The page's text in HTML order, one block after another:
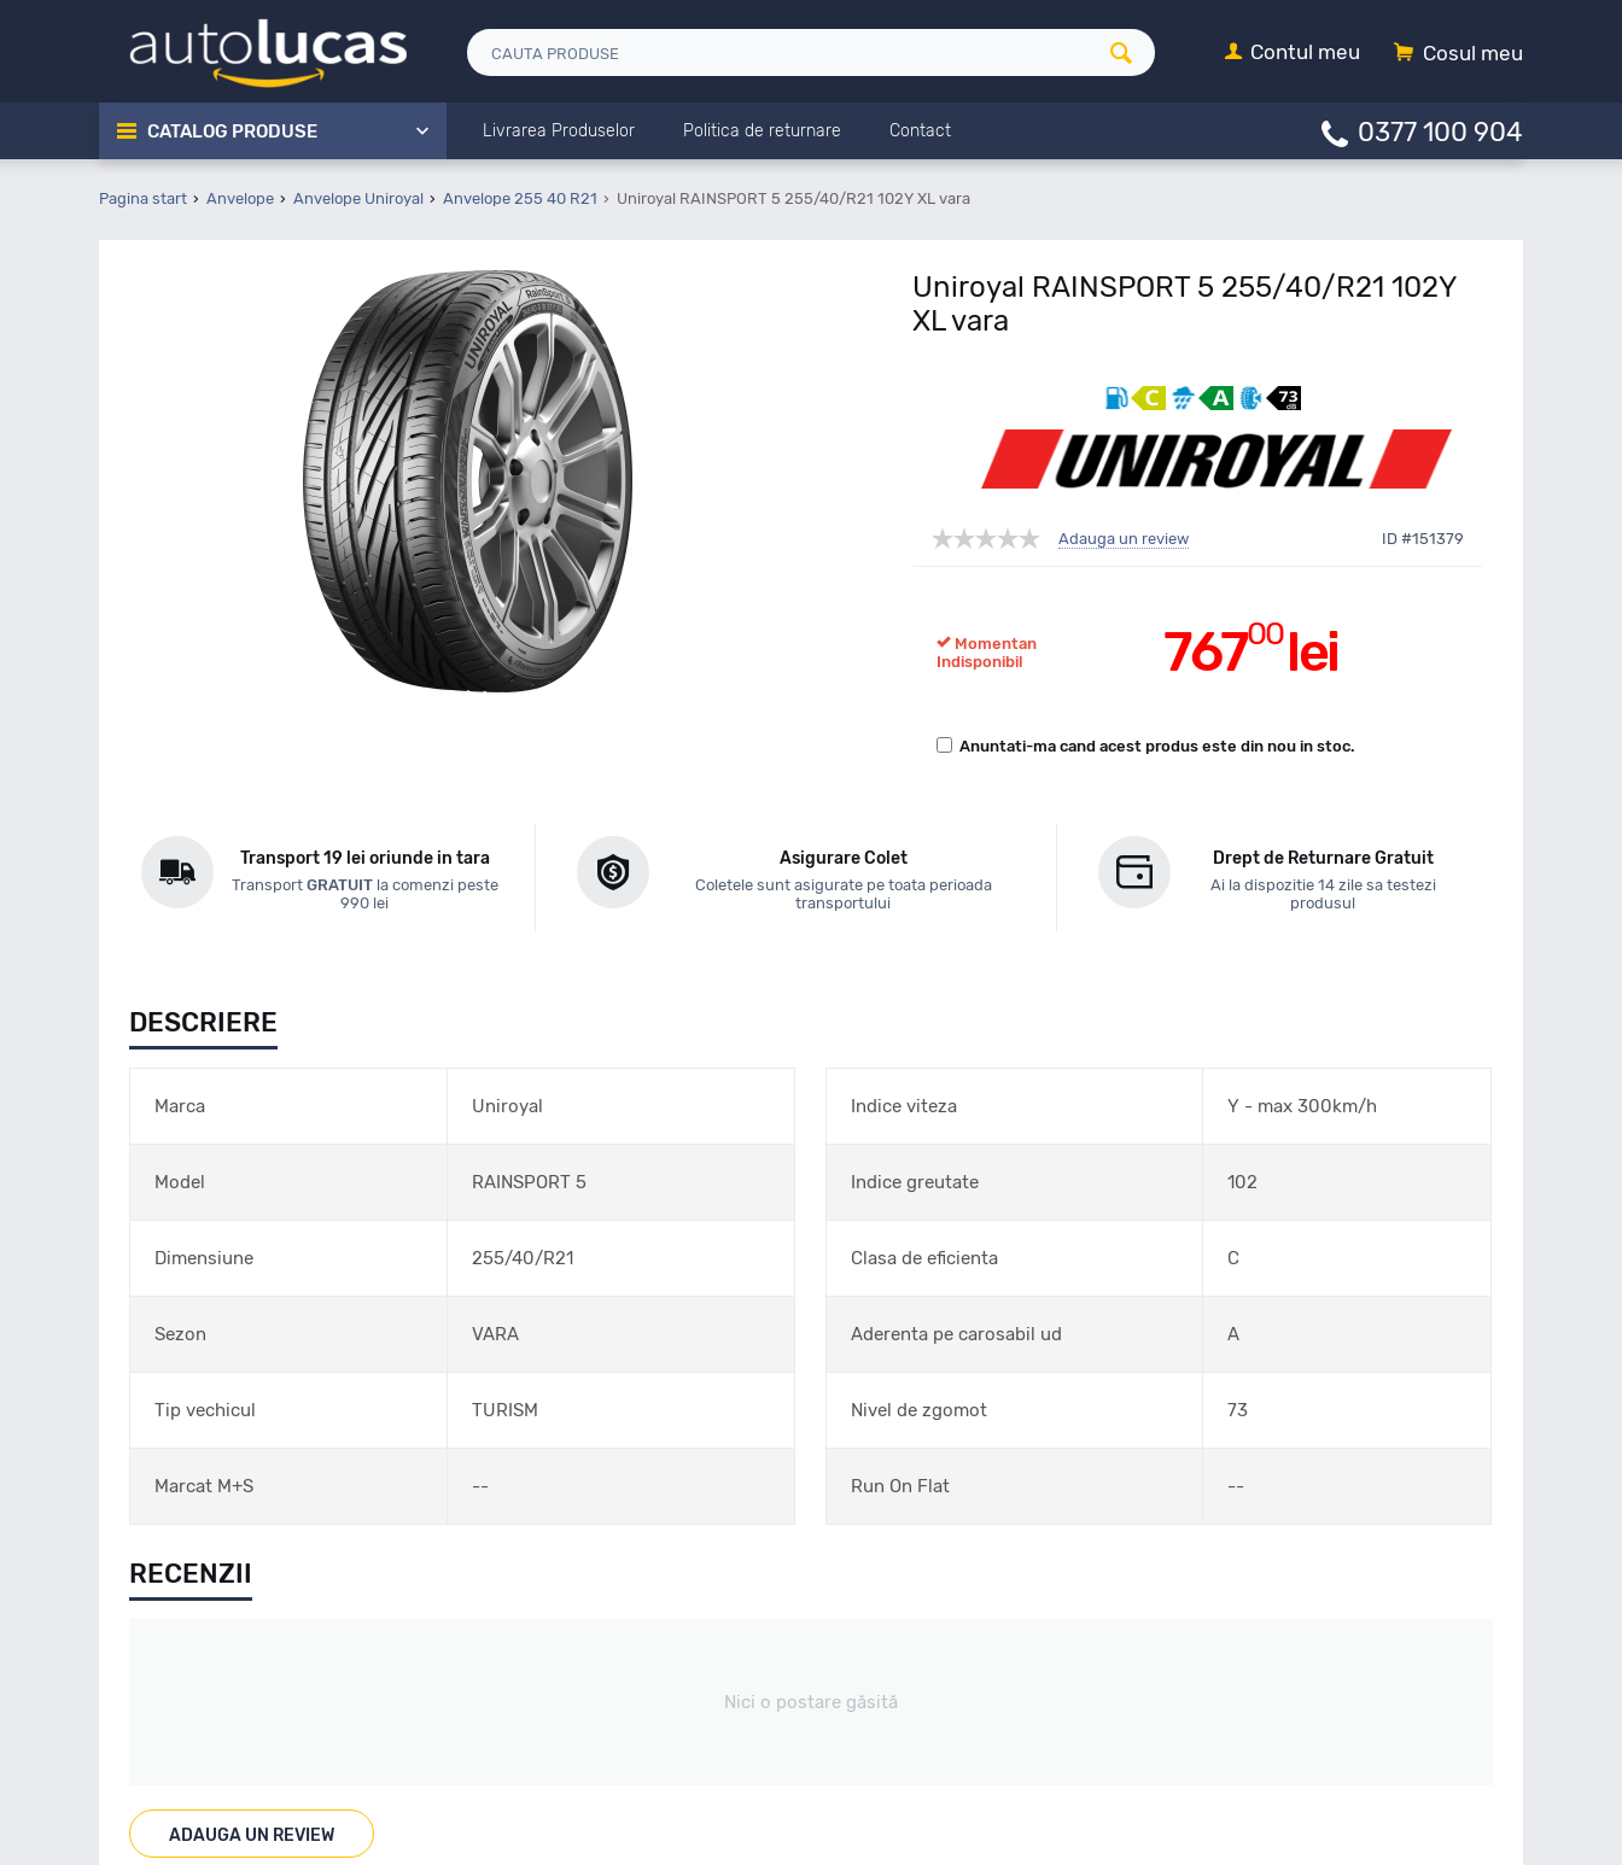
Cosul meu
Contul meu
CATALOG PRODUSE Livrarea Produselor Politica de returnare Contact 0377 100 904
Pagina start Anvelope Anvelope Uniroyal Anvelope 255 40 R21 Uniroyal RAINSPORT 5 255/40/R21 102Y XL vara
Uniroyal RAINSPORT 5 255/40/R21 102Y
XL vara
Adauga un review ID #151379
76700lei
Momentan
Indisponibil
Anuntati-ma cand acest produs este din nou in stoc.
Transport 19 lei oriunde in tara
Transport GRATUITla comenzi peste
990 lei
Asigurare Colet
Coletele sunt asigurate pe toata perioada
transportului
Drept de Returnare Gratuit
Ai la dispozitie 14 zile sa testezi
produsul
DESCRIERE
Marca Uniroyal
Model RAINSPORT 5
Dimensiune 255/40/R21
Sezon VARA
Tip vechicul TURISM
Marcat M+S --
Indice viteza Y - max 300km/h
Indice greutate 102
Clasa de eficienta C
Aderenta pe carosabil ud A
Nivel de zgomot 73
Run On Flat --
RECENZII
Nici o postare găsită
ADAUGA UN REVIEW